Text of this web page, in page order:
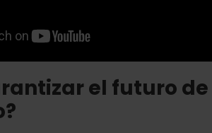
el futuro de